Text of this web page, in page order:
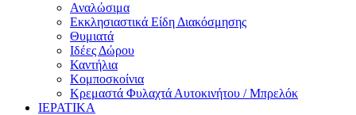
Αναλώσιμα
Εκκλησιαστικά Είδη Διακόσμησης
Θυμιατά
Ιδέες Δώρου
Καντήλια
Κομποσκοίνια
Κρεμαστά Φυλαχτά Αυτοκινήτου / Μπρελόκ
ΙΕΡΑΤΙΚΑ